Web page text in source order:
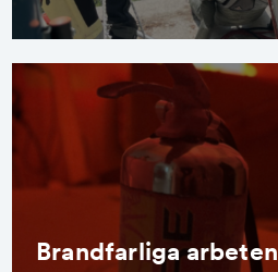
Brandfarliga arbeten